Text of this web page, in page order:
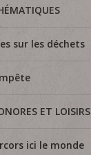
sur les déchets
ET LOISIRS
ici le monde